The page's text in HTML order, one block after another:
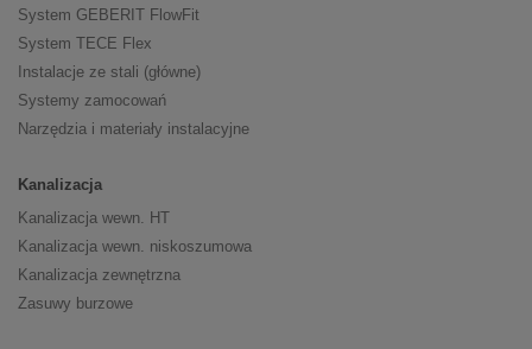
System GEBERIT FlowFit
System TECE Flex
Instalacje ze stali (główne)
Systemy zamocowań
Narzędzia i materiały instalacyjne
Kanalizacja
Kanalizacja wewn. HT
Kanalizacja wewn. niskoszumowa
Kanalizacja zewnętrzna
Zasuwy burzowe